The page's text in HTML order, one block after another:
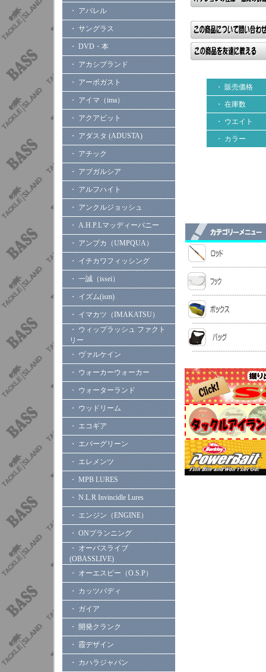
・ アパレル
・ サングラス
・ DVD・本
・ アカシブランド
・ アーボガスト
・ アイマ（ima）
・ アクアビット
・ アダスタ (ADUSTA)
・ アチック
・ アブガルシア
・ アルフハイト
・ アンクルジョッシュ
・ A.H.P.Lマッディーバニー
・ アンプカ（UMPQUA）
・ イチカワフィッシング
・ 一誠（issei）
・ イズム(ism)
・ イマカツ（IMAKATSU）
・ ウィップラッシュ ファクト
リー
・ ヴァルケイン
・ ウォーカーウォーカー
・ ウォーターランド
・ ウッドリーム
・ エコギア
・ エバーグリーン
・ エレメンツ
・ MPB LURES
・ N.L.R Invincidle Lures
・ エンジン（ENGINE）
・ ONプランニング
・ オーバスライブ
(OBASSLIVE)
・ オーエスピー（O.S.P）
・ カッツバディ
・ ガイア
・ 開発クランク
・ 霞デザイン
・ カハラジャパン
・ 販売価格
・ 在庫数
・ ウエイト
・ カラー